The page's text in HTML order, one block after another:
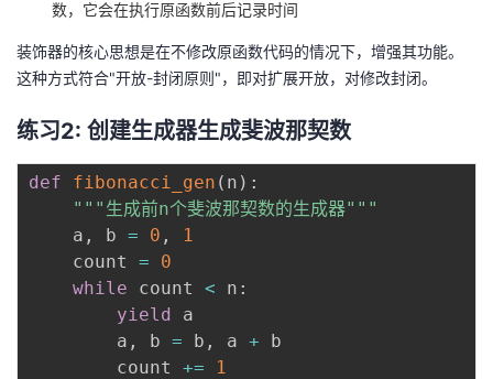
数，它会在执行原函数前后记录时间
装饰器的核心思想是在不修改原函数代码的情况下，增强其功能。
这种方式符合"开放-封闭原则"，即对扩展开放，对修改封闭。
练习2: 创建生成器生成斐波那契数
def fibonacci_gen ( n ) :
"""生成前n个斐波那契数的生成器"""
    a
, b = 0 ,
1
    count
=
0
while count < n :
yield
a
        a
, b = b , a + b
        count
+= 1